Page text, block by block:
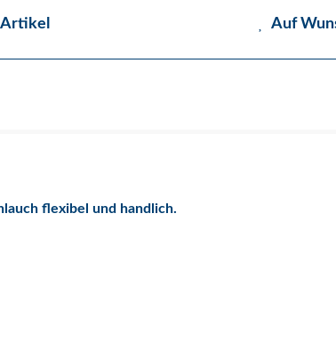
Auf
flexibel und handlich.